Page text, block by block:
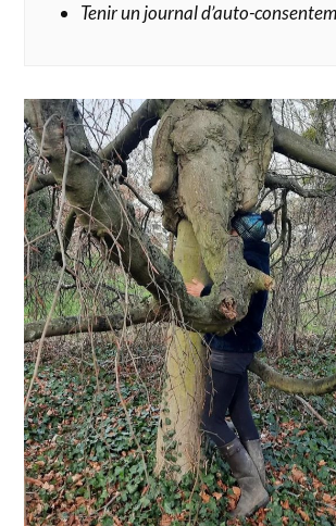
Tenir un journal d’auto-